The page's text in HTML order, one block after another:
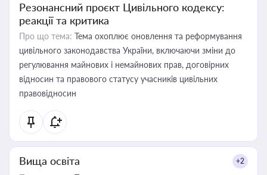
Резонансний проєкт Цивільного кодексу:
реакції та критика
Про що тема: Тема охоплює оновлення та реформування
цивільного законодавства України, включаючи зміни до
регулювання майнових і немайнових прав, договірних
відносин та правового статусу учасників цивільних
правовідносин
Вища освіта +2